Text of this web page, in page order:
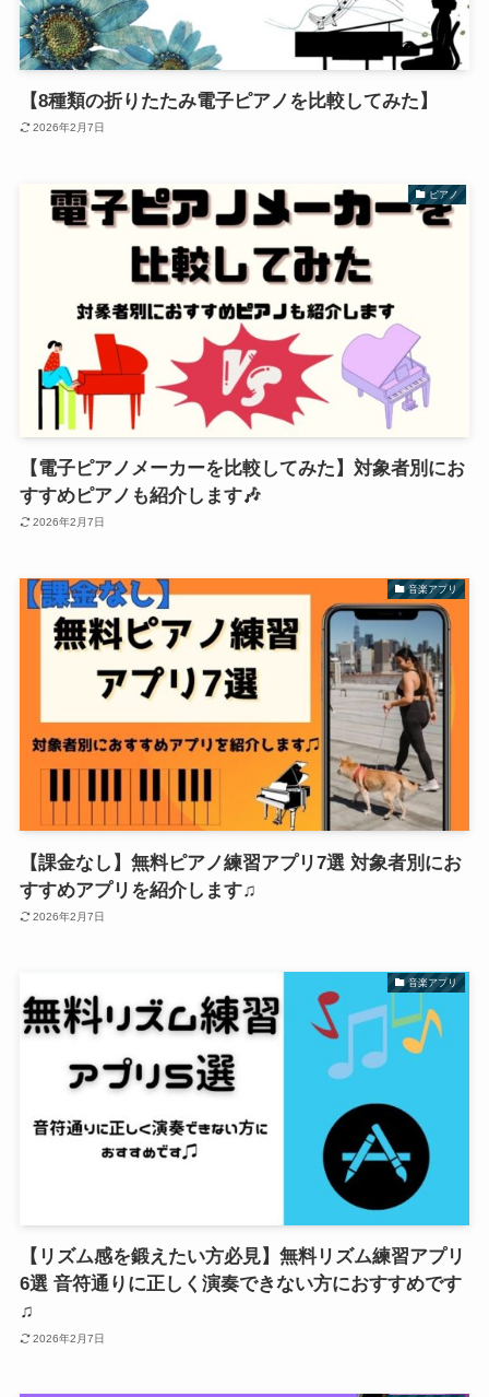
【8種類の折りたたみ電子ピアノを比較してみた】
2026年2月7日
ピアノ
【電子ピアノメーカーを比較してみた】対象者別にお
すすめピアノも紹介します🎶
2026年2月7日
音楽アプリ
【課金なし】無料ピアノ練習アプリ7選 対象者別にお
すすめアプリを紹介します♫
2026年2月7日
音楽アプリ
【リズム感を鍛えたい方必見】無料リズム練習アプリ
6選 音符通りに正しく演奏できない方におすすめです
♫
2026年2月7日